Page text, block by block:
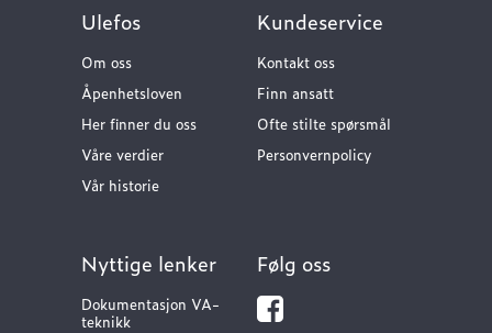
Ulefos
Om oss
Åpenhetsloven
Her finner du oss
Våre verdier
Vår historie
Kundeservice
Kontakt oss
Finn ansatt
Ofte stilte spørsmål
Personvernpolicy
Nyttige lenker
Dokumentasjon VA-
teknikk
Følg oss